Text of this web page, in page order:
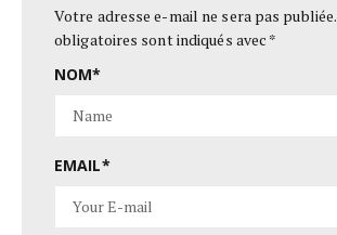
Votre adresse e-mail ne sera pas publiée.
obligatoires sont indiqués avec *
NOM*
EMAIL*